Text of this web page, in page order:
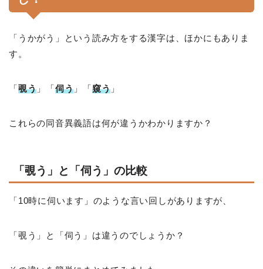
「うかがう」という読み方をする漢字は、ほかにもありま
す。
「覗う 」「伺う 」「窺う 」
これらの同音異義語は何が違うかわかりますか？
「覗う」と「伺う」の比較
「10時に伺います」のような言い回しがありますが、
「覗う」と「伺う」は違うのでしょうか？